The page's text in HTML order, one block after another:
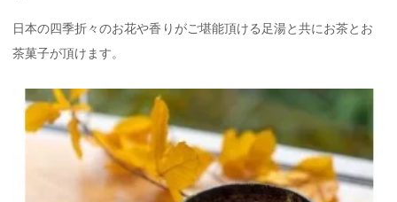
日本の四季折々のお花や香りがご堪能頂ける足湯と共にお茶とお
茶菓子が頂けます。